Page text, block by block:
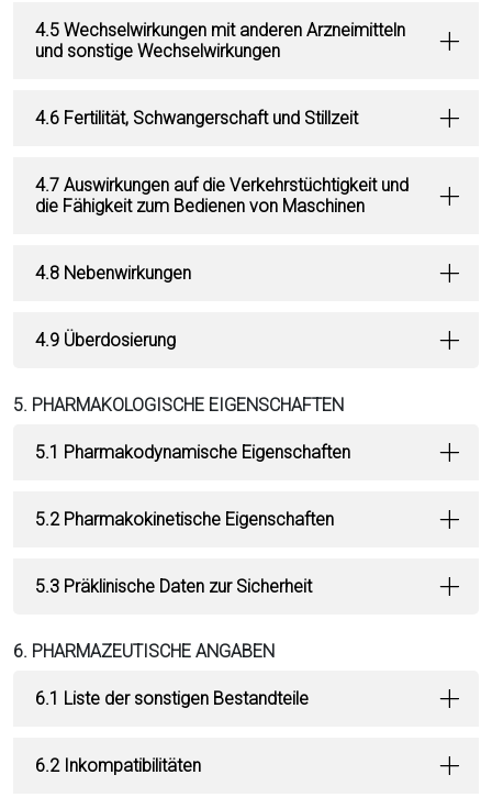
4.5 Wechselwirkungen mit anderen Arzneimitteln
und sonstige Wechselwirkungen
4.6 Fertilität, Schwangerschaft und Stillzeit
4.7 Auswirkungen auf die Verkehrstüchtigkeit und
die Fähigkeit zum Bedienen von Maschinen
4.8 Nebenwirkungen
4.9 Überdosierung
5. PHARMAKOLOGISCHE EIGENSCHAFTEN
5.1 Pharmakodynamische Eigenschaften
5.2 Pharmakokinetische Eigenschaften
5.3 Präklinische Daten zur Sicherheit
6. PHARMAZEUTISCHE ANGABEN
6.1 Liste der sonstigen Bestandteile
6.2 Inkompatibilitäten